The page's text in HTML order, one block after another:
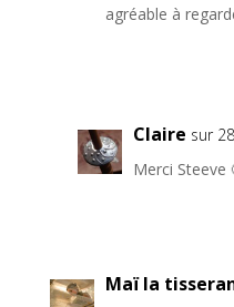
agréable à
Claire sur
Merci Steeve
Maï la